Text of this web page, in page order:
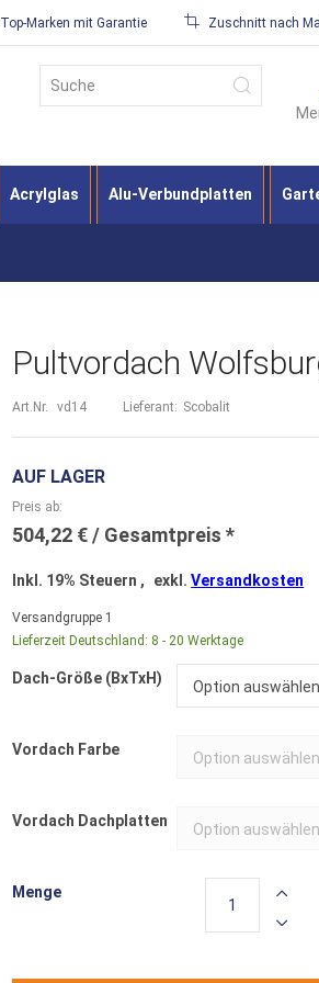
Top-Marken mit Garantie Zuschnitt nach
Suche
Acrylglas Alu-Verbundplatten
Pultvordach
Art.Nr. vd14 Lieferant: Scobalit
AUF LAGER
Preis ab
504,22 €
Inkl. 19% Steuern , exkl.Versandkosten
Versandgruppe 1
Lieferzeit Deutschland: 8 - 20 Werktage
Dach-Größe (BxTxH) Option
Vordach Farbe Option
Vordach Dachplatten Option
Menge